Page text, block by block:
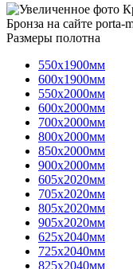
Размеры полотна
550х1900мм
600х1900мм
550х2000мм
600х2000мм
700х2000мм
800х2000мм
850х2000мм
900х2000мм
605х2020мм
705х2020мм
805х2020мм
905х2020мм
625х2040мм
725х2040мм
825х2040мм